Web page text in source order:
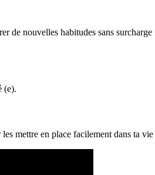
de nouvelles habitudes sans
(e).
mettre en place facilement dans ta